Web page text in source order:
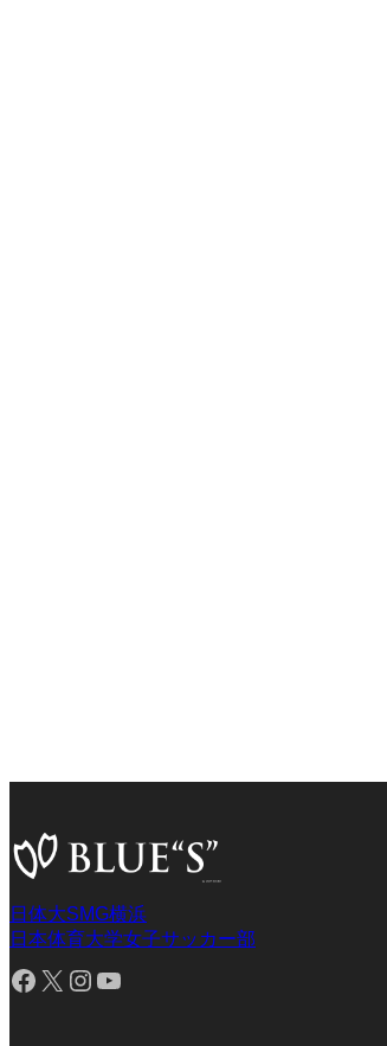
日体大SMG横浜
日本体育大学女子サッカー部
Facebook X Instagram YouTube